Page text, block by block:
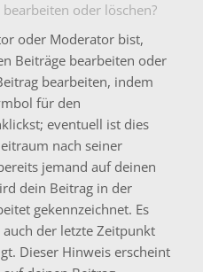
oder löschen?
oder Moderator bist,
Beiträge bearbeiten oder
bearbeiten, indem
für den
eventuell ist dies
nach seiner
jemand auf deinen
dein Beitrag in der
gekennzeichnet. Es
der letzte Zeitpunkt
Dieser Hinweis erscheint